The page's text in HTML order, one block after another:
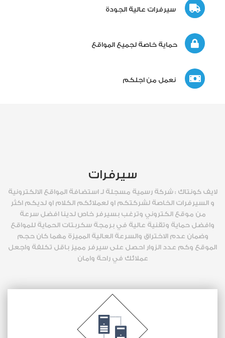
سيرفرات عالية الجودة
حماية خاصة لجميع المواقع
نعمل من اجلكم
سيرفرات
لايف كونتاك : شركة رسمية مسجلة لـ استضافة المواقع الالكترونية
و السيرفرات الخاصة لشركتكم او لعملائكم الكلام او لديكم اكثر
من موقع الكتروني وترغب بسيرفر خاص لدينا افضل سرعة
وافضل حماية وتقنية عالية في برمجة سكربتات الحماية للمواقع
وضمان عدم الاختراق والسرعة العالية المميزة مهما كان حجم
الموقع وكم عدد الزوار احصل على سيرفر مميز باقل تكلفة واجعل
عملائك في راحة وامان